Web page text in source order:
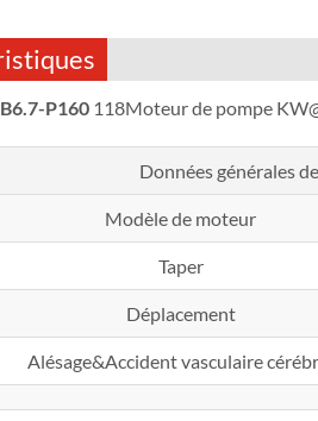
P160118Moteur de pompe
Données générales
Modèle de moteur
Taper
Déplacement
Alésage&Accident vasculaire